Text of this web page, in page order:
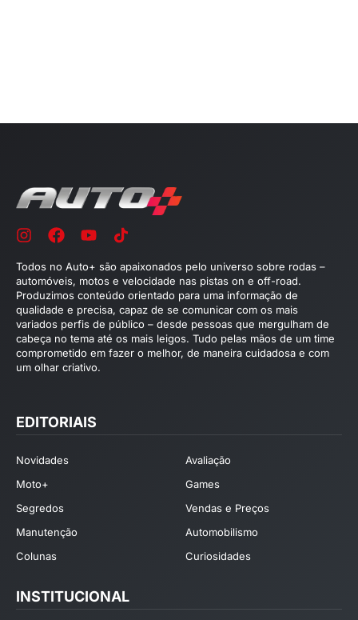
Todos no Auto+ são apaixonados pelo universo sobre rodas –
automóveis, motos e velocidade nas pistas on e off-road.
Produzimos conteúdo orientado para uma informação de
qualidade e precisa, capaz de se comunicar com os mais
variados perfis de público – desde pessoas que mergulham de
cabeça no tema até os mais leigos. Tudo pelas mãos de um time
comprometido em fazer o melhor, de maneira cuidadosa e com
um olhar criativo.
EDITORIAIS
Novidades
Avaliação
Moto+
Games
Segredos
Vendas e Preços
Manutenção
Automobilismo
Colunas
Curiosidades
INSTITUCIONAL